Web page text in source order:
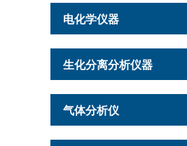
电化学仪器
生化分离分析仪器
气体分析仪